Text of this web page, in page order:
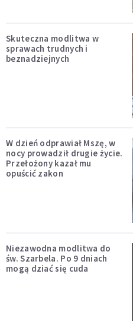
Skuteczna modlitwa w
sprawach trudnych i
beznadziejnych
W dzień odprawiał Mszę, w
nocy prowadził drugie życie.
Przełożony kazał mu
opuścić zakon
Niezawodna modlitwa do
św. Szarbela. Po 9 dniach
mogą dziać się cuda